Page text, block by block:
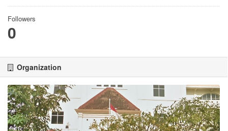
Followers
0
Organization